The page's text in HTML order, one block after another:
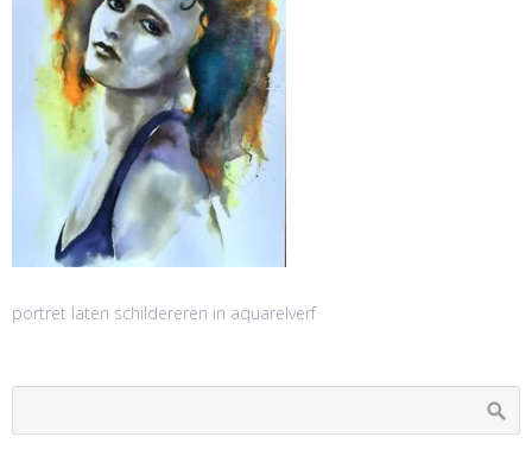
portret laten schildereren in aquarelverf